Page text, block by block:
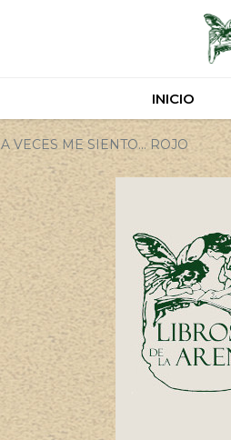
INICIO
INICIO
A VECES ME SIENTO... ROJO